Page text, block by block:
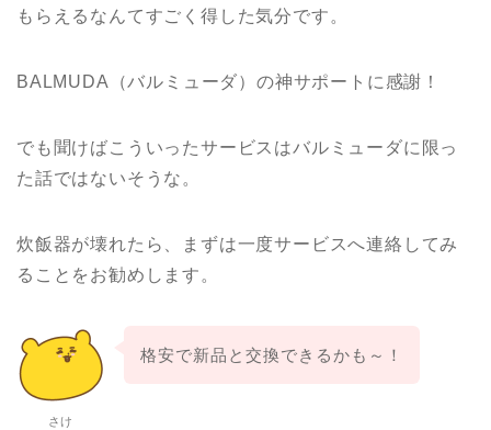
もらえるなんてすごく得した気分です。
BALMUDA（バルミューダ）の神サポートに感謝！
でも聞けばこういったサービスはバルミューダに限っ
た話ではないそうな。
炊飯器が壊れたら、まずは一度サービスへ連絡してみ
ることをお勧めします。
さけ
格安で新品と交換できるかも～！